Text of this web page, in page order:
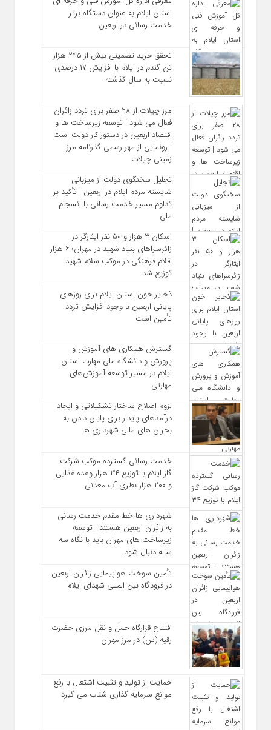
استان ایلام به‌ عنوان دستگاه برتر
خدمت‌ رسانی در اربعین
تحقق خرید تضمینی بیش از ۲۴۵ هزار
تن گندم در ایلام با افزایش ۱۷ درصدی
نسبت به سال گذشته
مرز چیلات از ۲۸ صفر برای تردد زائران
فعال می‌ شود | توسعه زیرساخت‌ ها و
اقتصاد اربعین در دستور کار دولت است
| رونمایی از مهر رسمی گذرنامه مرز
زمینی چیلات
تجلیل سخنگوی دولت از میزبانی
شایسته مردم ایلام در اربعین | تأکید بر
تداوم مسیر خدمت‌ رسانی با انسجام
ملی
اسکان ۳ هزار و ۵۰ نفر ایثارگر در
زائرسراهای بنیاد شهید در مهران؛ ۶ هزار
اقلام فرهنگی در موکب سلام شهید
توزیع شد
ذخایر خون استان ایلام برای روزهای
پایانی اربعین با وجود افزایش تردد
تأمین است
گسترش همکاری‌ های آموزش و
پرورش و دانشگاه ملی مهارت استان
ایلام در مسیر توسعه آموزش‌های
مهارتی
لزوم اصلاح ساختار تشکیلاتی و ایجاد
درآمدهای پایدار برای پایان دادن به
بحران‌ های مالی شهرداری‌ ها
خدمت رسانی گسترده موکب شرکت
گاز ایلام با توزیع ۳۴ هزار وعده غذایی
و ۲۰۰ هزار بطری آب معدنی
شهرداری‌ ها خط مقدم خدمت ‌رسانی
به زائران اربعین هستند | توسعه
زیرساخت ‌های مهران باید با نگاه سه‌
ساله دنبال شود
تأمین سوخت هواپیمایی زائران اربعین
در فرودگاه بین المللی شهدای ایلام
افتتاح قرارگاه حمل‌ و نقل مرزی حضرت
رقیه (س) در مرز مهران
حمایت از تولید و تثبیت اشتغال با رفع
موانع سرمایه‌ گذاری شتاب می‌ گیرد